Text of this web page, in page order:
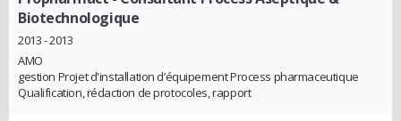
Biotechnologique
2013 - 2013
AMO
gestion Projet d'installation d’équipement Process pharmaceutique
Qualification, rédaction de protocoles, rapport